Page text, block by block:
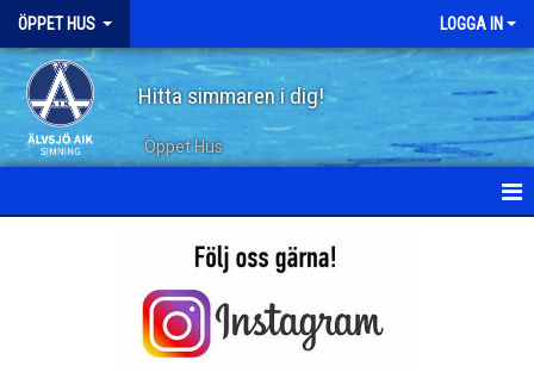
ÖPPET HUS LOGGA IN
Hitta simmaren i dig!
Öppet Hus